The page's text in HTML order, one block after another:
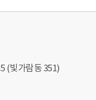
(빛가람동 351)